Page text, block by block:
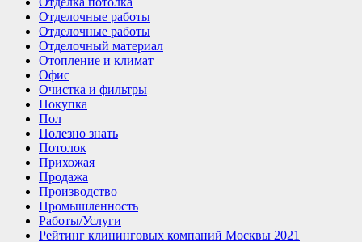
Отделочные работы
Отделочные работы
Отделочный материал
Отопление и климат
Офис
Очистка и фильтры
Покупка
Пол
Полезно знать
Потолок
Прихожая
Продажа
Производство
Промышленность
Работы/Услуги
Рейтинг клининговых компаний Москвы 2021